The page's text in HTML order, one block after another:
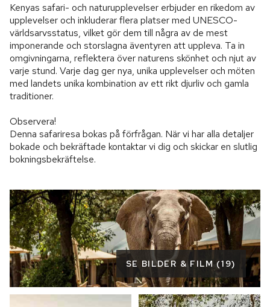
Kenyas safari- och naturupplevelser erbjuder en rikedom av
upplevelser och inkluderar flera platser med UNESCO-
världsarvsstatus, vilket gör dem till några av de mest
imponerande och storslagna äventyren att uppleva. Ta in
omgivningarna, reflektera över naturens skönhet och njut av
varje stund. Varje dag ger nya, unika upplevelser och möten
med landets unika kombination av ett rikt djurliv och gamla
traditioner.
Observera!
Denna safariresa bokas på förfrågan. När vi har alla detaljer
bokade och bekräftade kontaktar vi dig och skickar en slutlig
bokningsbekräftelse.
SE BILDER & FILM (19)